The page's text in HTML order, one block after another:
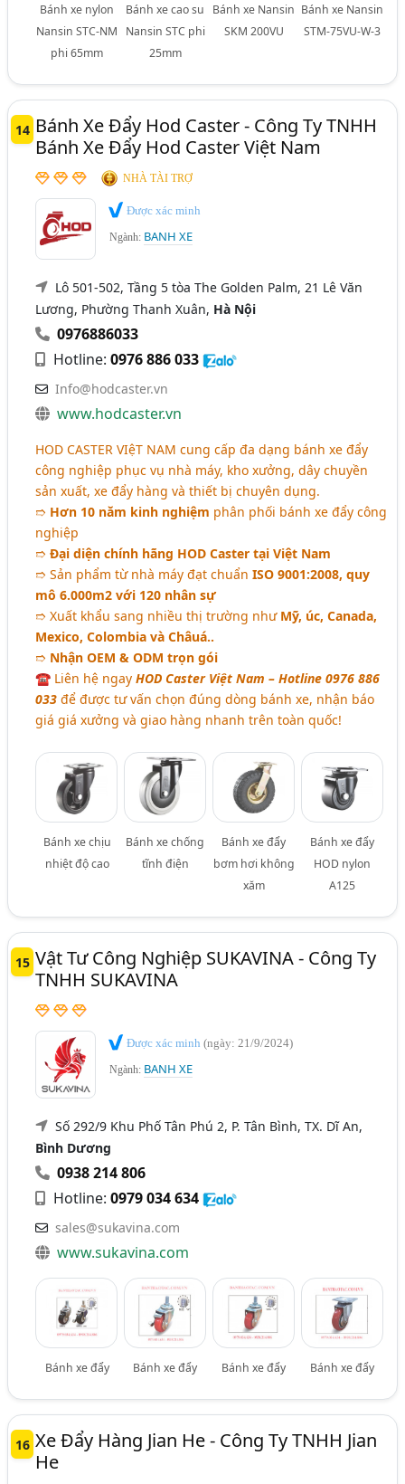
Bánh xe nylon
Nansin STC-NM
phi 65mm
Bánh xe cao su
Nansin STC phi
25mm
Bánh xe Nansin
SKM 200VU
Bánh xe Nansin
STM-75VU-W-3
14 Bánh Xe Đẩy Hod Caster - Công Ty TNHH
Bánh Xe Đẩy Hod Caster Việt Nam
NHÀ TÀI TRỢ
Được xác minh
Ngành: BANH XE
Lô 501-502, Tầng 5 tòa The Golden Palm, 21 Lê Văn
Lương, Phường Thanh Xuân, Hà Nội
0976886033
Hotline:0976 886 033
Info@hodcaster.vn
www.hodcaster.vn
HOD CASTER VIệT NAM cung cấp đa dạng bánh xe đẩy
công nghiệp phục vụ nhà máy, kho xưởng, dây chuyền
sản xuất, xe đẩy hàng và thiết bị chuyên dụng.
➱ Hơn 10 năm kinh nghiệm phân phối bánh xe đẩy công
nghiệp
➱Đại diện chính hãng HOD Caster tại Việt Nam
➱ Sản phẩm từ nhà máy đạt chuẩnISO 9001:2008, quy
mô 6.000m2 với 120 nhân sự
➱ Xuất khẩu sang nhiều thị trường như Mỹ, úc, Canada,
Mexico, Colombia và Châuá..
➱ Nhận OEM & ODM trọn gói
☎ Liên hệ ngayHOD Caster Việt Nam – Hotline 0976 886
033để được tư vấn chọn đúng dòng bánh xe, nhận báo
giá giá xưởng và giao hàng nhanh trên toàn quốc!
Bánh xe chịu
nhiệt độ cao
Bánh xe chống
tĩnh điện
Bánh xe đẩy
bơm hơi không
xăm
Bánh xe đẩy
HOD nylon
A125
15 Vật Tư Công Nghiệp SUKAVINA - Công Ty
TNHH SUKAVINA
Được xác minh(ngày: 21/9/2024)
Ngành: BANH XE
Số 292/9 Khu Phố Tân Phú 2, P. Tân Bình, TX. Dĩ An,
Bình Dương
0938 214 806
Hotline:0979 034 634
sales@sukavina.com
www.sukavina.com
Bánh xe đẩy Bánh xe đẩy Bánh xe đẩy Bánh xe đẩy
16 Xe Đẩy Hàng Jian He - Công Ty TNHH Jian
He